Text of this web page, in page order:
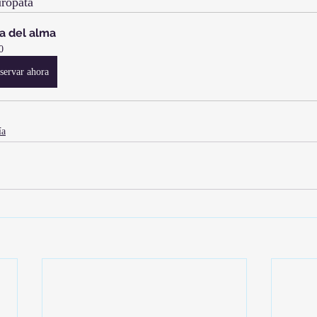
del alma
ahora